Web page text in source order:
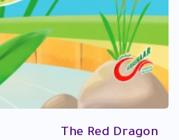
The Red Dragon